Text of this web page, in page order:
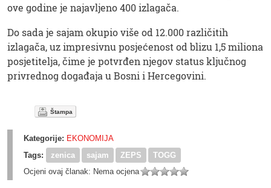
ove godine je najavljeno 400 izlagača.
Do sada je sajam okupio više od 12.000 različitih
izlagača, uz impresivnu posjećenost od blizu 1,5 miliona
posjetitelja, čime je potvrđen njegov status ključnog
privrednog događaja u Bosni i Hercegovini.
Štampa
Kategorije: EKONOMIJA
Tags:
zenica sajam ZEPS
TOGG
Ocjeni ovaj članak: Nema ocjena